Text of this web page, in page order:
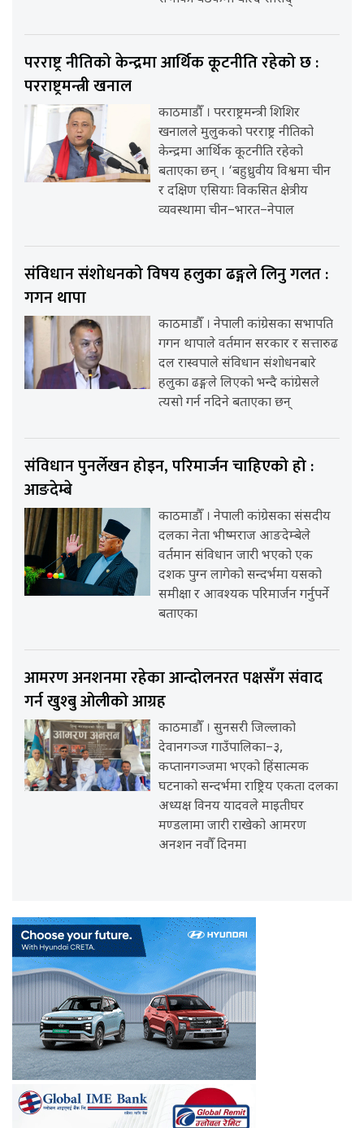
परराष्ट्र नीतिको केन्द्रमा आर्थिक कूटनीति रहेको छ :
परराष्ट्रमन्त्री खनाल
काठमाडौँ । परराष्ट्रमन्त्री शिशिर
खनालले मुलुकको परराष्ट्र नीतिको
केन्द्रमा आर्थिक कूटनीति रहेको
बताएका छन् । ‘बहुध्रुवीय विश्वमा चीन
र दक्षिण एसियाः विकसित क्षेत्रीय
व्यवस्थामा चीन–भारत–नेपाल
संविधान संशोधनको विषय हलुका ढङ्गले लिनु गलत :
गगन थापा
काठमाडौँ । नेपाली कांग्रेसका सभापति
गगन थापाले वर्तमान सरकार र सत्तारुढ
दल रास्वपाले संविधान संशोधनबारे
हलुका ढङ्गले लिएको भन्दै कांग्रेसले
त्यसो गर्न नदिने बताएका छन्
संविधान पुनर्लेखन होइन, परिमार्जन चाहिएको हो :
आङदेम्बे
काठमाडौँ । नेपाली कांग्रेसका संसदीय
दलका नेता भीष्मराज आङदेम्बेले
वर्तमान संविधान जारी भएको एक
दशक पुग्न लागेको सन्दर्भमा यसको
समीक्षा र आवश्यक परिमार्जन गर्नुपर्ने
बताएका
आमरण अनशनमा रहेका आन्दोलनरत पक्षसँग संवाद
गर्न खुश्बु ओलीको आग्रह
काठमाडौँ । सुनसरी जिल्लाको
देवानगञ्ज गाउँपालिका–३,
कप्तानगञ्जमा भएको हिंसात्मक
घटनाको सन्दर्भमा राष्ट्रिय एकता दलका
अध्यक्ष विनय यादवले माइतीघर
मण्डलामा जारी राखेको आमरण
अनशन नवौँ दिनमा